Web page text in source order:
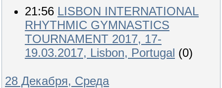
21:56 LISBON INTERNATIONAL
RHYTHMIC GYMNASTICS
TOURNAMENT 2017, 17-
19.03.2017, Lisbon, Portugal (0)
28 Декабря, Среда